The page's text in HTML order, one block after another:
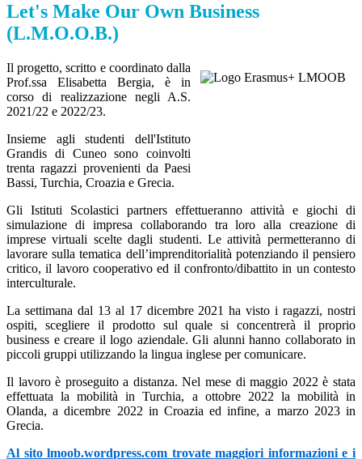
Let's Make Our Own Business
(L.M.O.O.B.)
Il progetto, scritto e coordinato dalla
Prof.ssa Elisabetta Bergia, è in
corso di realizzazione negli A.S.
2021/22 e 2022/23.
Insieme agli studenti dell'Istituto
Grandis di Cuneo sono coinvolti
trenta ragazzi provenienti da Paesi
Bassi, Turchia, Croazia e Grecia.
Gli Istituti Scolastici partners effettueranno attività e giochi di
simulazione di impresa collaborando tra loro alla creazione di
imprese virtuali scelte dagli studenti. Le attività permetteranno di
lavorare sulla tematica dell’imprenditorialità potenziando il pensiero
critico, il lavoro cooperativo ed il confronto/dibattito in un contesto
interculturale.
La settimana dal 13 al 17 dicembre 2021 ha visto i ragazzi, nostri
ospiti, scegliere il prodotto sul quale si concentrerà il proprio
business e creare il logo aziendale. Gli alunni hanno collaborato in
piccoli gruppi utilizzando la lingua inglese per comunicare.
Il lavoro è proseguito a distanza. Nel mese di maggio 2022 è stata
effettuata la mobilità in Turchia, a ottobre 2022 la mobilità in
Olanda, a dicembre 2022 in Croazia ed infine, a marzo 2023 in
Grecia.
Al sito lmoob.wordpress.com trovate maggiori informazioni e i